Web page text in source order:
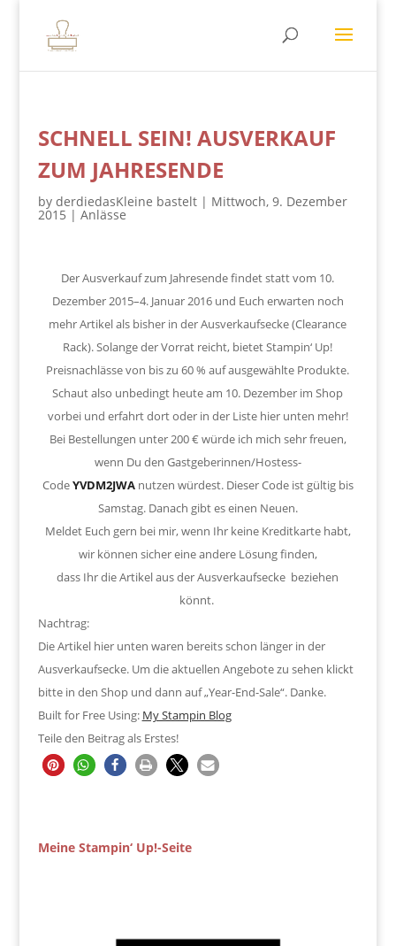
SCHNELL SEIN! AUSVERKAUF
ZUM JAHRESENDE
by derdiedasKleine bastelt| Mittwoch, 9. Dezember
2015 | Anlässe
Der Ausverkauf zum Jahresende findet statt vom 10.
Dezember 2015–4. Januar 2016 und Euch erwarten noch
mehr Artikel als bisher in der Ausverkaufsecke (Clearance
Rack). Solange der Vorrat reicht, bietet Stampin‘ Up!
Preisnachlässe von bis zu 60 % auf ausgewählte Produkte.
Schaut also unbedingt heute am 10. Dezember im Shop
vorbei und erfahrt dort oder in der Liste hier unten mehr!
Bei Bestellungen unter 200 € würde ich mich sehr freuen,
wenn Du den Gastgeberinnen/Hostess-
CodeYVDM2JWA nutzen würdest. Dieser Code ist gültig bis
Samstag. Danach gibt es einen Neuen.
Meldet Euch gern bei mir, wenn Ihr keine Kreditkarte habt,
wir können sicher eine andere Lösung finden,
dass Ihr die Artikel aus der Ausverkaufsecke beziehen
könnt.
Nachtrag:
Die Artikel hier unten waren bereits schon länger in der
Ausverkaufsecke. Um die aktuellen Angebote zu sehen klickt
bitte in den Shop und dann auf „Year-End-Sale“. Danke.
Built for Free Using: My Stampin Blog
Teile den Beitrag als Erstes!
Meine Stampin‘ Up!-Seite